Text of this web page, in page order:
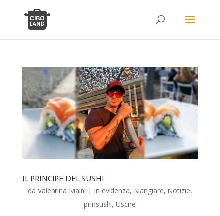
IL PRINCIPE DEL SUSHI
da Valentina Maini | In evidenza, Mangiare, Notizie,
prinsushi,Uscire